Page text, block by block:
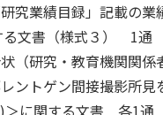
究業績目録」記載の
文書（様式３） 1通
（研究・教育機関関
ントゲン間接撮影所
に関する文書 各1通